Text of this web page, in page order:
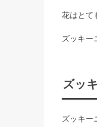
花はとて
ズッキー
ズッ
ズッキー